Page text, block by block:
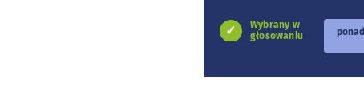
Wybrany w
głosowaniu